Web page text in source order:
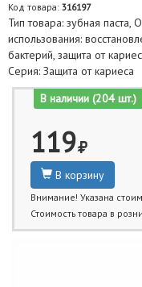
Код товара: 316197
Тип товара: зубная
использования:
бактерий, защита от
Серия: Защита от кариеса
В наличии (204 шт.)
119
В корзину
Внимание! Указана
Стоимость товара в